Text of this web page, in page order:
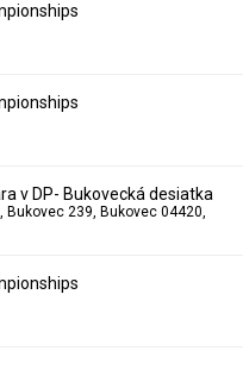
v DP- Bukovecká desiatka
Bukovec 239, Bukovec 04420,